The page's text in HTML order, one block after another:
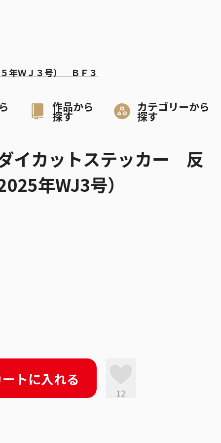
作品から
探す
カテゴリーから
探す
年ＷＪ３号） ＢＦ３
イカットステッカー 反
年WJ3号）
トに入れる
12